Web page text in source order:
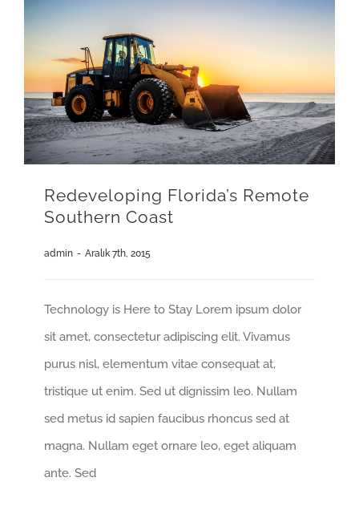
Redeveloping Florida’s Remote
Southern Coast
admin - Aralık 7th, 2015
Technology is Here to Stay Lorem ipsum dolor
sit amet, consectetur adipiscing elit. Vivamus
purus nisl, elementum vitae consequat at,
tristique ut enim. Sed ut dignissim leo. Nullam
sed metus id sapien faucibus rhoncus sed at
magna. Nullam eget ornare leo, eget aliquam
ante. Sed